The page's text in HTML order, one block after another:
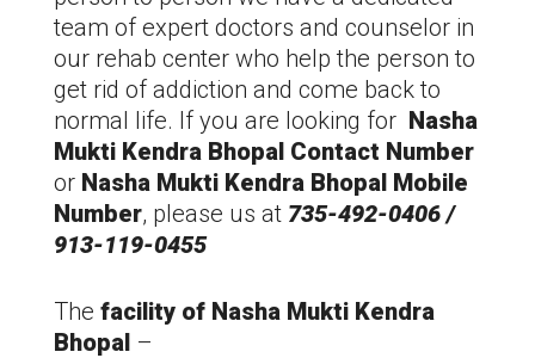
team of expert doctors and counselor in
our rehab center who help the person to
get rid of addiction and come back to
normal life. If you are looking for Nasha
Mukti Kendra Bhopal Contact Number
or Nasha Mukti Kendra Bhopal Mobile
Number, please us at 735-492-0406 /
913-119-0455
The facility of Nasha Mukti Kendra
Bhopal –